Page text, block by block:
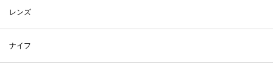
レンズ
ナイフ